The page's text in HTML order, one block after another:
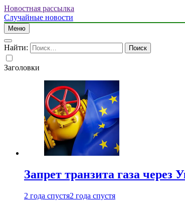
Новостная рассылка
Случайные новости
Меню
Найти:
Заголовки
Запрет транзита газа
2 года спустя2 года спустя